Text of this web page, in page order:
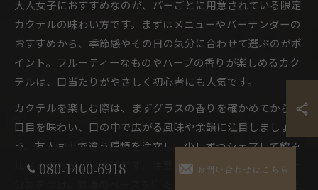
大人女子におすすめなのが、バーごとに用意されている限定
カクテルの味わい方です。まずはメニューやバーテンダーの
おすすめから、季節感やその日の気分に合わせて選ぶのがポ
イント。フルーティーなものやハーブの香りが楽しめるカク
テルは、口当たりがやさしく初心者にも人気です。
カクテルを楽しむ際は、まずグラスの香りを確かめてから一
口目を味わい、口の中で広がる風味や余韻に注目しましょ
う。友人同士で違う種類を注文し、少しずつシェアして飲み
比べるのも楽しい方法です。注意点として、飲み過ぎには十
080-1400-6918 お問い合わせはこちら